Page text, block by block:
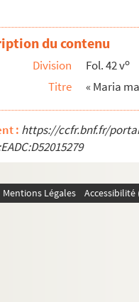
de Murbach et de Lure. Notes
et comptes rendus du
Neuwiller. Pièces de
Domini Bernardini
cistercienne de Pairis
poeseos. Seu potius
de remerciements à
de la montagne (et du
de la montagne de Sainte-
des Chevaliers de Saint-Jean
du contenu
Division Fol. 42 vo
Titre « Maria
: https://ccfr.bnf.fr/
Mentions Légales